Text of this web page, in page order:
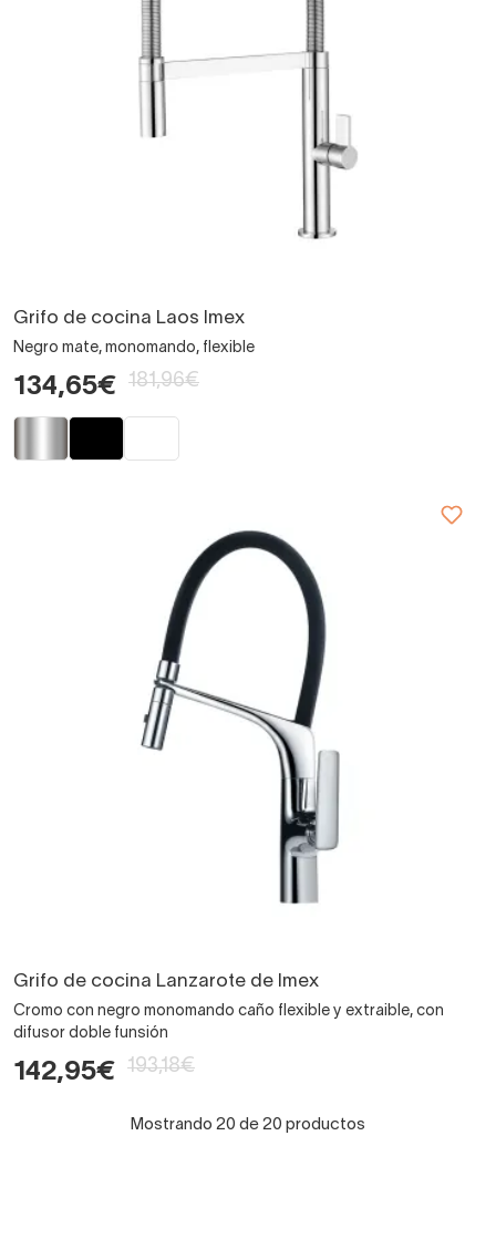
Grifo de cocina Laos Imex
Negro mate, monomando, flexible
134,65€ 181,96€
Grifo de cocina Lanzarote de Imex
Cromo con negro monomando caño flexible y extraible, con
difusor doble funsión
142,95€ 193,18€
Mostrando 20 de 20 productos